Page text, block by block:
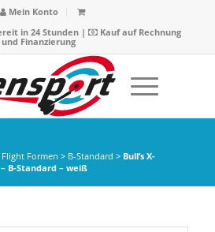
Mein Konto
in 24 Stunden |
Kauf auf Rechnung
und Finanzierung
Flight Formen > B-Standard > Bull’s X-
B-Standard – weiß